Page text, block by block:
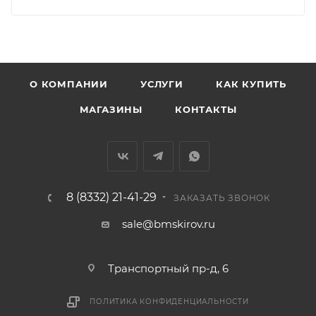
отсутствии подъездных путей поставщик вправе
Доставка заказов по России не осуществляется.
О КОМПАНИИ УСЛУГИ КАК КУПИТЬ
МАГАЗИНЫ КОНТАКТЫ
8 (8332) 21-41-29 ЗАКАЗАТЬ ЗВОНОК
sale@bmskirov.ru
Транспортный пр-д, 6
ПОЛИТИКА КОНФИДЕНЦИАЛЬНОСТИ